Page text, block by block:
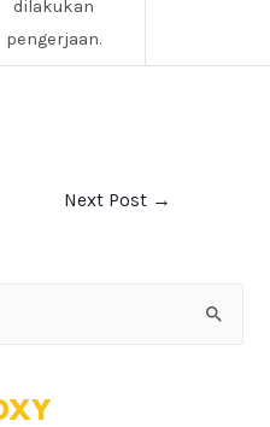
dilakukan
pengerjaan.
Next Post →